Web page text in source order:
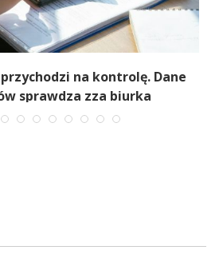
na kontrolę. Dane
sprawdza zza biurka